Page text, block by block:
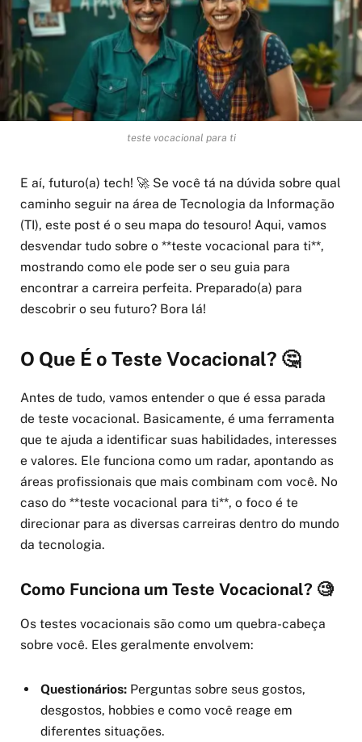
teste vocacional para ti
E aí, futuro(a) tech! 🚀 Se você tá na dúvida sobre qual
caminho seguir na área de Tecnologia da Informação
(TI), este post é o seu mapa do tesouro! Aqui, vamos
desvendar tudo sobre o **teste vocacional para ti**,
mostrando como ele pode ser o seu guia para
encontrar a carreira perfeita. Preparado(a) para
descobrir o seu futuro? Bora lá!
O Que É o Teste Vocacional? 🤔
Antes de tudo, vamos entender o que é essa parada
de teste vocacional. Basicamente, é uma ferramenta
que te ajuda a identificar suas habilidades, interesses
e valores. Ele funciona como um radar, apontando as
áreas profissionais que mais combinam com você. No
caso do **teste vocacional para ti**, o foco é te
direcionar para as diversas carreiras dentro do mundo
da tecnologia.
Como Funciona um Teste Vocacional? 🧐
Os testes vocacionais são como um quebra-cabeça
sobre você. Eles geralmente envolvem:
Questionários: Perguntas sobre seus gostos,
desgostos, hobbies e como você reage em
diferentes situações.